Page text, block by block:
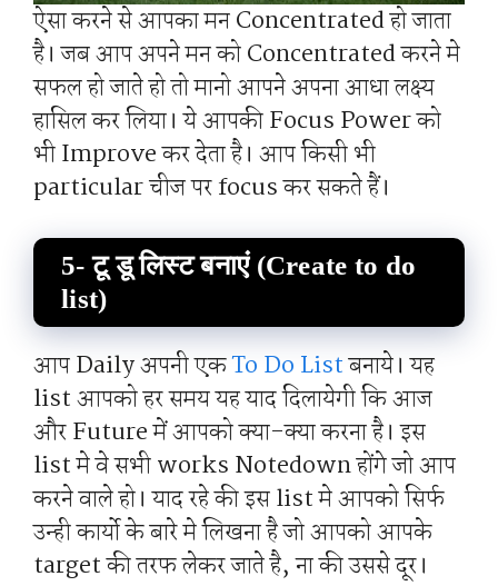
ऐसा करने से आपका मन Concentrated हो जाता
है। जब आप अपने मन को Concentrated करने मे
सफल हो जाते हो तो मानो आपने अपना आधा लक्ष्य
हासिल कर लिया। ये आपकी Focus Power को
भी Improve कर देता है। आप किसी भी
particular चीज पर focus कर सकते हैं।
5- टू डू लिस्ट बनाएं (Create to do
list)
आप Daily अपनी एकTo Do Listबनाये। यह
list आपको हर समय यह याद दिलायेगी कि आज
और Future में आपको क्या-क्या करना है। इस
list मे वे सभी works Notedown होंगे जो आप
करने वाले हो। याद रहे की इस list मे आपको सिर्फ
उन्ही कार्यो के बारे मे लिखना है जो आपको आपके
target की तरफ लेकर जाते है, ना की उससे दूर।